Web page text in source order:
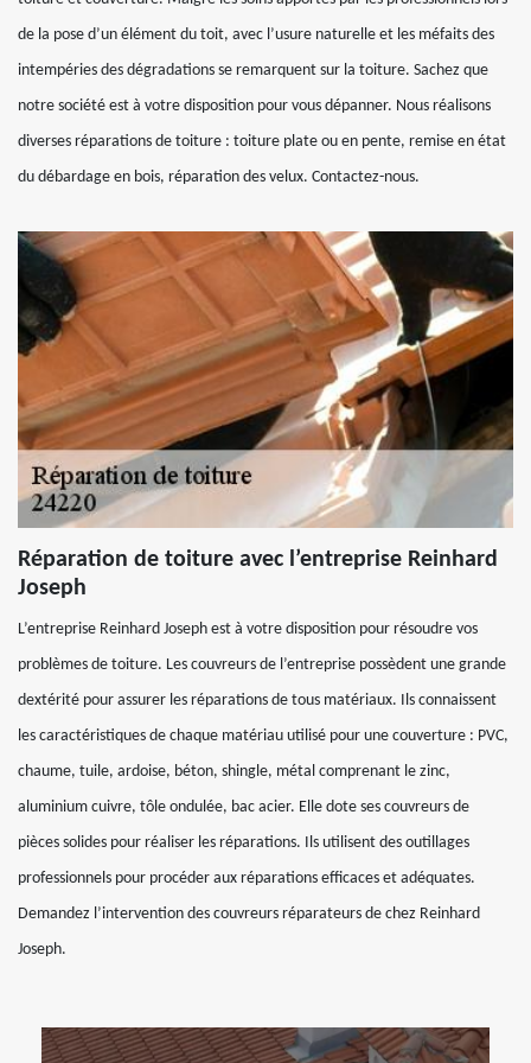
de la pose d’un élément du toit, avec l’usure naturelle et les méfaits des
intempéries des dégradations se remarquent sur la toiture. Sachez que
notre société est à votre disposition pour vous dépanner. Nous réalisons
diverses réparations de toiture : toiture plate ou en pente, remise en état
du débardage en bois, réparation des velux. Contactez-nous.
Réparation de toiture avec l’entreprise Reinhard
Joseph
L’entreprise Reinhard Joseph est à votre disposition pour résoudre vos
problèmes de toiture. Les couvreurs de l’entreprise possèdent une grande
dextérité pour assurer les réparations de tous matériaux. Ils connaissent
les caractéristiques de chaque matériau utilisé pour une couverture : PVC,
chaume, tuile, ardoise, béton, shingle, métal comprenant le zinc,
aluminium cuivre, tôle ondulée, bac acier. Elle dote ses couvreurs de
pièces solides pour réaliser les réparations. Ils utilisent des outillages
professionnels pour procéder aux réparations efficaces et adéquates.
Demandez l’intervention des couvreurs réparateurs de chez Reinhard
Joseph.